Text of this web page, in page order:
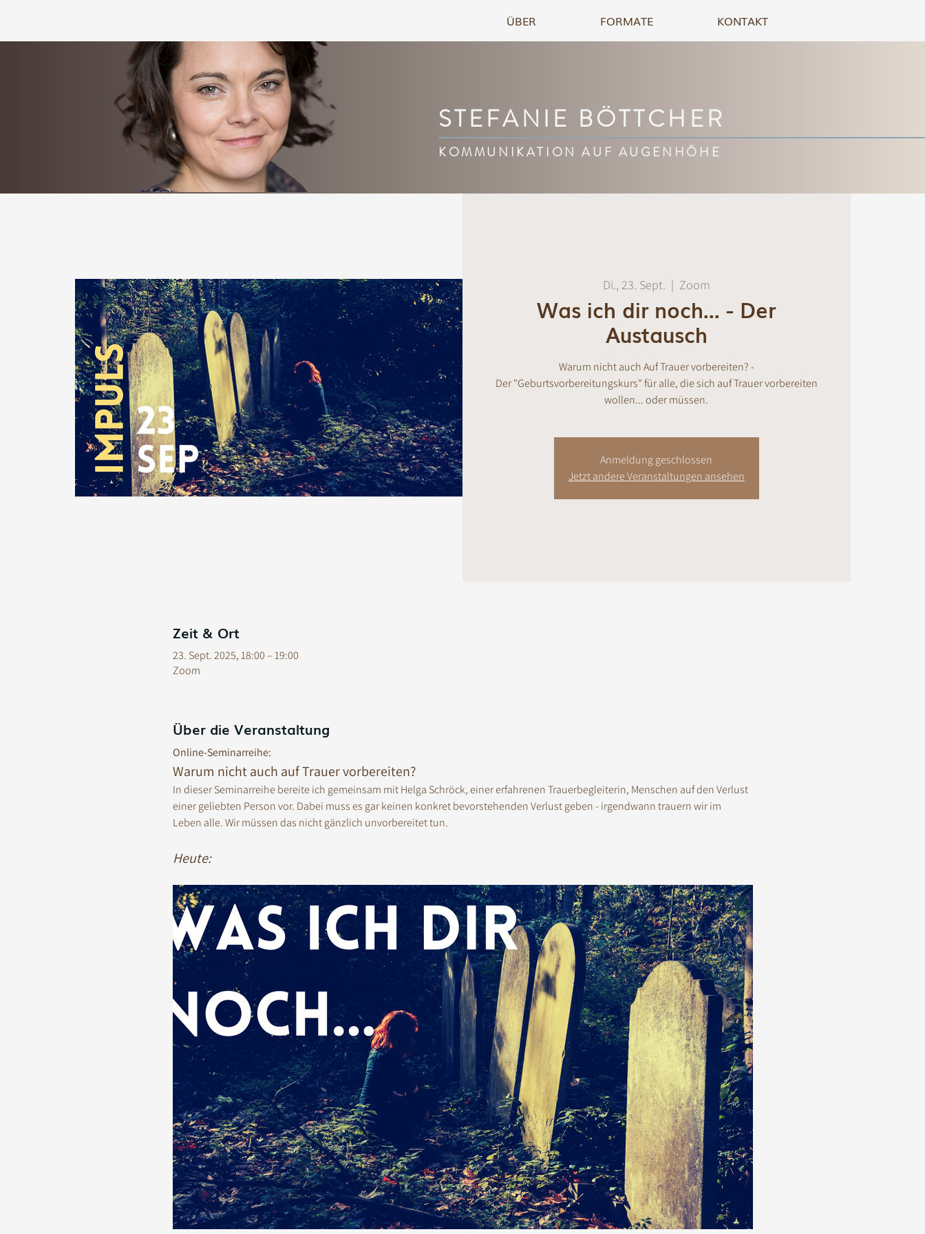
ÜBER FORMATE KONTAKT
STEFANIE BÖTTCHER
KOMMUNIKATION AUF AUGENHÖHE
Di., 23. Sept.
  |
Zoom
Was ich dir noch... - Der
Austausch
Warum nicht auch Auf Trauer vorbereiten? -
Der "Geburtsvorbereitungskurs" für alle, die sich auf Trauer vorbereiten
wollen... oder müssen.
Anmeldung geschlossen
Jetzt andere Veranstaltungen ansehen
Zeit & Ort
23. Sept. 2025, 18:00 – 19:00
Zoom
Über die Veranstaltung
Online-Seminarreihe:
Warum nicht auch auf Trauer vorbereiten?
In dieser Seminarreihe bereite ich gemeinsam mit Helga Schröck, einer erfahrenen Trauerbegleiterin, Menschen auf den Verlust
einer geliebten Person vor. Dabei muss es gar keinen konkret bevorstehenden Verlust geben - irgendwann trauern wir im
Leben alle. Wir müssen das nicht gänzlich unvorbereitet tun.
Heute: